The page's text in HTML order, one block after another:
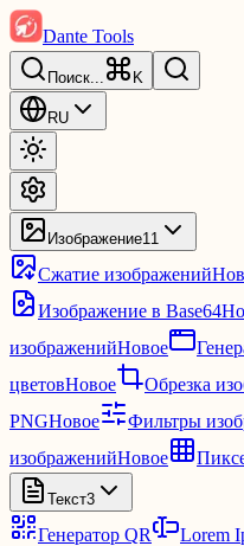
Dante Tools
Поиск... K
RU
Изображение11
Сжатие изображений
Изображение в Base64
изображенийНовое
цветовНовое Обрезка
PNGНовое Фильтры
изображенийНовое
Текст3
Генератор QR Lorem